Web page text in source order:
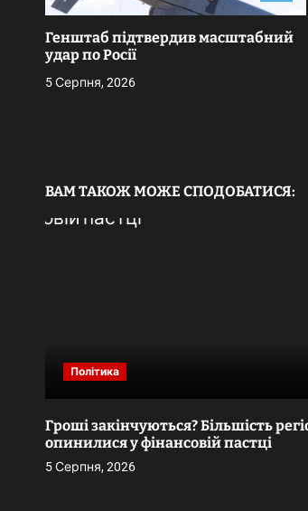
і
я
з
и
с
Генштаб підтвердив масштабний
удар по Росії
5 Серпня, 2026
ВАМ ТАКОЖ МОЖЕ СПОДОБАТИСЯ:
Політика
Гроші закінчуються? Більшість
опинилися у фінансовій пастці
5 Серпня, 2026